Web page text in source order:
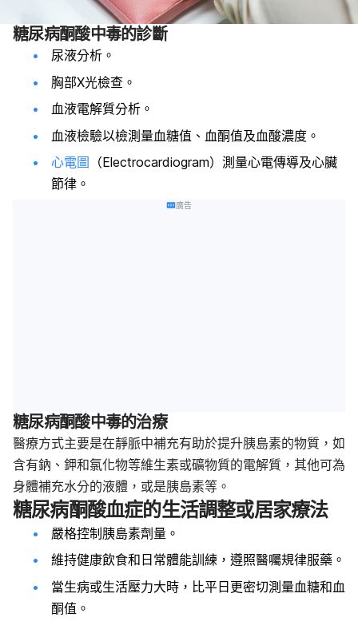
糖尿病酮酸中毒的診斷
尿液分析。
胸部X光檢查。
血液電解質分析。
血液檢驗以檢測量血糖值、血酮值及血酸濃度。
心電圖 （Electrocardiogram）測量心電傳導及心臟
節律。
廣告
糖尿病酮酸中毒的治療
醫療方式主要是在靜脈中補充有助於提升胰島素的物質， 如
含有鈉、鉀和氯化物等維生素或礦物質的電解質，其他可為
身體補充水分的液體，或是胰島素等。
糖尿病酮酸血症的生活調整或居家療法
嚴格控制胰島素劑量。
維持健康飲食和日常體能訓練，遵照醫囑規律服藥。
當生病或生活壓力大時，比平日更密切測量血糖和血
酮值。